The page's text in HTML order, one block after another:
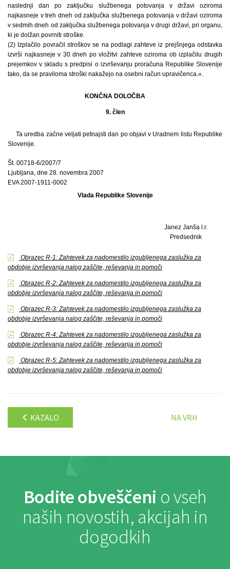
naslednji dan po zaključku službenega potovanja v državi oziroma
najkasneje v treh dneh od zaključka službenega potovanja v državi oziroma
v sedmih dneh od zaključka službenega potovanja v drugi državi, pri organu,
ki je dolžan povrniti stroške.
(2) Izplačilo povračil stroškov se na podlagi zahteve iz prejšnjega odstavka
izvrši najkasneje v 30 dneh po vložitvi zahteve oziroma ob izplačilu drugih
prejemkov v skladu s predpisi o izvrševanju proračuna Republike Slovenije
tako, da se praviloma stroški nakažejo na osebni račun upravičenca.«.
KONČNA DOLOČBA
9. člen
Ta uredba začne veljati petnajsti dan po objavi v Uradnem listu Republike
Slovenije.
Št. 00718-6/2007/7
Ljubljana, dne 28. novembra 2007
EVA 2007-1911-0002
Vlada Republike Slovenije
Janez Janša l.r.
Predsednik
Obrazec R-1: Zahtevek za nadomestilo izgubljenega zaslužka za
obdobje izvrševanja nalog zaščite, reševanja in pomoči
Obrazec R-2: Zahtevek za nadomestilo izgubljenega zaslužka za
obdobje izvrševanja nalog zaščite, reševanja in pomoči
Obrazec R-3: Zahtevek za nadomestilo izgubljenega zaslužka za
obdobje izvrševanja nalog zaščite, reševanja in pomoči
Obrazec R-4: Zahtevek za nadomestilo izgubljenega zaslužka za
obdobje izvrševanja nalog zaščite, reševanja in pomoči
Obrazec R-5: Zahtevek za nadomestilo izgubljenega zaslužka za
obdobje izvrševanja nalog zaščite, reševanja in pomoči
KAZALO NA VRH
Bodite obveščeni o vseh
naših novostih, akcijah in
dogodkih